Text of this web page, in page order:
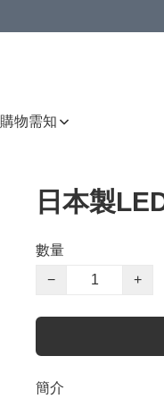
購物需知
日本製
數量
−
+
簡介